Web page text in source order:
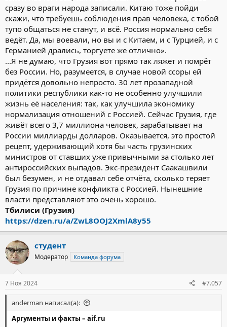
сразу во враги народа записали. Китаю тоже пойди
скажи, что требуешь соблюдения прав человека, с тобой
тупо общаться не станут, и всё. Россия нормально себя
ведёт. Да, мы воевали, но вы и с Китаем, и с Турцией, и с
Германией дрались, торгуете же отлично».
...Я не думаю, что Грузия вот прямо так ляжет и помрёт
без России. Но, разумеется, в случае новой ссоры ей
придётся довольно непросто. 30 лет прозападной
политики республики как-то не особенно улучшили
жизнь её населения: так, как улучшила экономику
нормализация отношений с Россией. Сейчас Грузия, где
живёт всего 3,7 миллиона человек, зарабатывает на
России миллиарды долларов. Оказывается, это простой
рецепт, удерживающий хотя бы часть грузинских
министров от ставших уже привычными за столько лет
антироссийских выпадов. Экс-президент Саакашвили
был безумен, и не отдавал себе отчёта, сколько теряет
Грузия по причине конфликта с Россией. Нынешние
власти представляют это очень хорошо.
Тбилиси (Грузия)
https://dzen.ru/a/ZwL8OOJ2XmlA8y55
студент
Модератор Команда форума
7 Ноя 2024 #7.057
anderman написал(а):
Аргументы и факты – aif.ru